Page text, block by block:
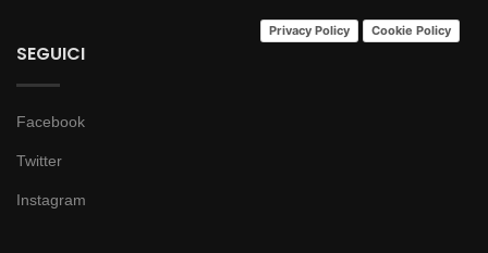
Privacy Policy Cookie Policy
SEGUICI
Facebook
Twitter
Instagram